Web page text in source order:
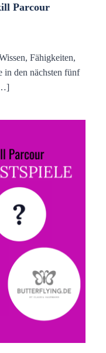
Parcour
Fähigkeiten,
in den nächsten fünf